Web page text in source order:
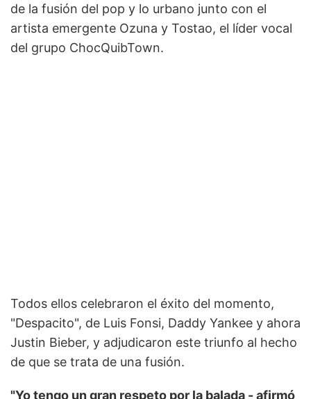
de la fusión del pop y lo urbano junto con el
artista emergente Ozuna y Tostao, el líder vocal
del grupo ChocQuibTown.
Todos ellos celebraron el éxito del momento,
"Despacito", de Luis Fonsi, Daddy Yankee y ahora
Justin Bieber, y adjudicaron este triunfo al hecho
de que se trata de una fusión.
"Yo tengo un gran respeto por la balada - afirmó